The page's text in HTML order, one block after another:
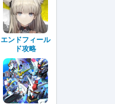
エンドフィール
ド攻略